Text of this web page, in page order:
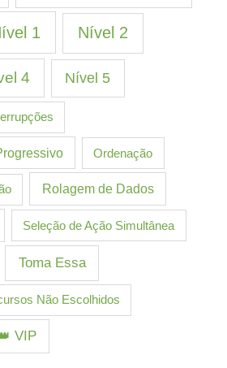
1 Nível 2
4 Nível 5
Ordenação
Rolagem de Dados
Seleção de Ação Simultânea
Toma Essa
Não Escolhidos
VIP